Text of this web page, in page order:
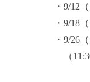
・9/12
・9/18
・9/26
（